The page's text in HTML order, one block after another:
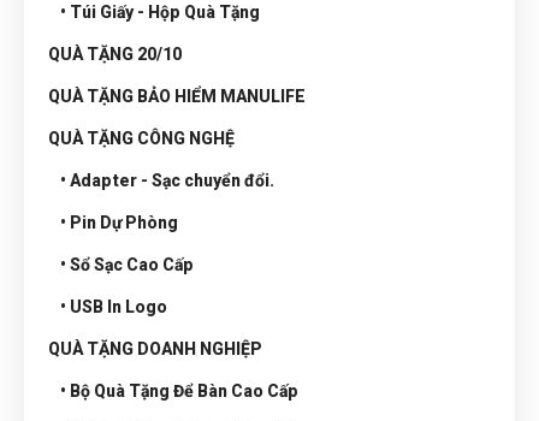
• Túi Giấy - Hộp Quà Tặng
QUÀ TẶNG 20/10
QUÀ TẶNG BẢO HIỂM MANULIFE
QUÀ TẶNG CÔNG NGHỆ
• Adapter - Sạc chuyển đổi.
• Pin Dự Phòng
• Sổ Sạc Cao Cấp
• USB In Logo
QUÀ TẶNG DOANH NGHIỆP
• Bộ Quà Tặng Để Bàn Cao Cấp